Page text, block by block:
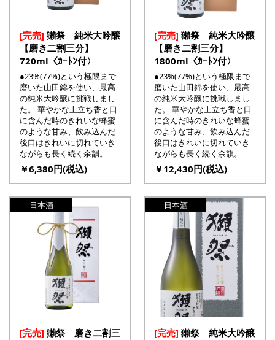
[完売] 獺祭 純米大吟醸
【磨き二割三分】
720ml〈ｶｰﾄﾝ付〉
●23%(77%)という極限まで
磨いた山田錦を使い、最高
の純米大吟醸に挑戦しまし
た。 華やかな上立ち香と口
に含んだ時のきれいな蜂蜜
のような甘み、飲み込んだ
後口はきれいに切れていき
ながらも長く続く余韻。
￥6,380円(税込)
[完売] 獺祭 純米大吟醸
【磨き二割三分】
1800ml〈ｶｰﾄﾝ付〉
●23%(77%)という極限まで
磨いた山田錦を使い、最高
の純米大吟醸に挑戦しまし
た。 華やかな上立ち香と口
に含んだ時のきれいな蜂蜜
のような甘み、飲み込んだ
後口はきれいに切れていき
ながらも長く続く余韻。
￥12,430円(税込)
[完売] 獺祭 磨き二割三
日本酒
[完売] 獺祭 純米大吟醸
日本酒